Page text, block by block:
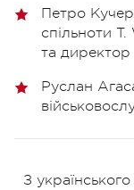
Петро
спільноти
та директор
Руслан
З